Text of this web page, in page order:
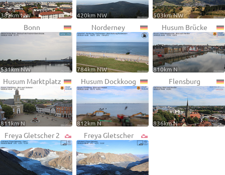
382km NW 420km NW 503km NW
Bonn
531km NW
Norderney
784km NW
Husum Brücke
810km N
Husum Marktplatz
811km N
Husum Dockkoog
812km N
Flensburg
836km N
Freya Gletscher 2 Freya Gletscher